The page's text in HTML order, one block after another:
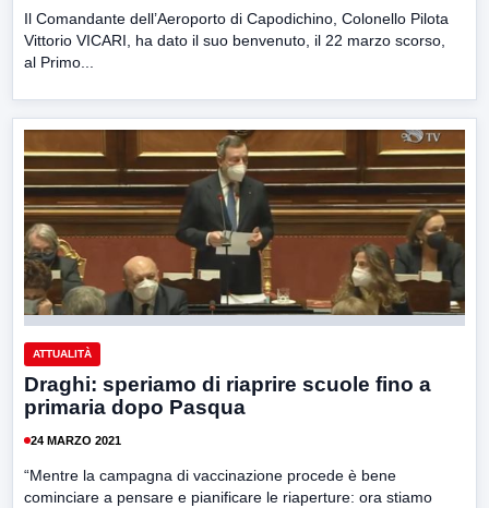
Il Comandante dell’Aeroporto di Capodichino, Colonello Pilota
Vittorio VICARI, ha dato il suo benvenuto, il 22 marzo scorso,
al Primo...
ATTUALITÀ
Draghi: speriamo di riaprire scuole fino a
primaria dopo Pasqua
24 MARZO 2021
“Mentre la campagna di vaccinazione procede è bene
cominciare a pensare e pianificare le riaperture: ora stiamo